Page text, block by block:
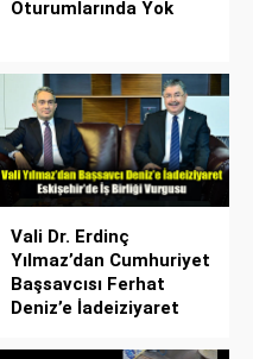
Oturumlarında Yok
Vali Dr. Erdinç
Yılmaz’dan Cumhuriyet
Başsavcısı Ferhat
Deniz’e İadeiziyaret